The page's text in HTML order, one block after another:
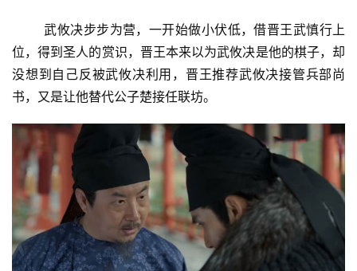
武攸决步步为营，一开始做小伏低，借晋王武慎行上
位，得到圣人的赏识，晋王本来以为武攸决是他的棋子，却
没想到自己反被武攸决利用，晋王推荐武攸决接管兵部尚
书，又是让他替代公子楚接任联坊。